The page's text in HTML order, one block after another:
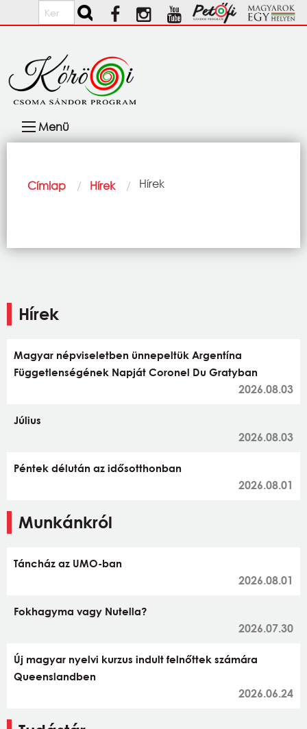
Ugrás a tartalomra
Keresés
navigáció
Menü
Morzsa
Címlap Hírek Current:
Hírek
Hírek
Magyar népviseletben ünnepeltük Argentína
Függetlenségének Napját Coronel Du Gratyban
2026.08.03
Július
2026.08.03
Péntek délután az idősotthonban
2026.08.01
Munkánkról
Táncház az UMO-ban
2026.08.01
Fokhagyma vagy Nutella?
2026.07.30
Új magyar nyelvi kurzus indult felnőttek számára
Queenslandben
2026.06.24